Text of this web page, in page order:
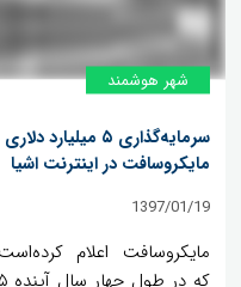
شهر هوشمند
سرمایه‌گذاری ۵ میلیارد دلاری
مایکروسافت در اینترنت اشیا
1397/01/19
مایکروسافت اعلام کرده‌است
که در طول چهار سال آینده ۵